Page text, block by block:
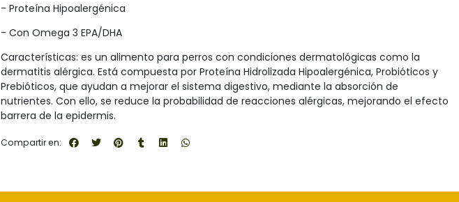
- Proteína Hipoalergénica
- Con Omega 3 EPA/DHA
Características: es un alimento para perros con condiciones dermatológicas como la
dermatitis alérgica. Está compuesta por Proteína Hidrolizada Hipoalergénica, Probióticos y
Prebióticos, que ayudan a mejorar el sistema digestivo, mediante la absorción de
nutrientes. Con ello, se reduce la probabilidad de reacciones alérgicas, mejorando el efecto
barrera de la epidermis.
Compartir en: